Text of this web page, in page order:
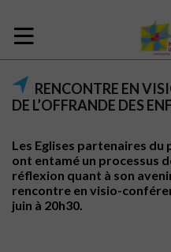
RENCONTRE EN
DE L’OFFRANDE DES
Les Eglises partenaires
ont entamé un processus
réflexion quant à son
rencontre en visio-
juin à 20h30.